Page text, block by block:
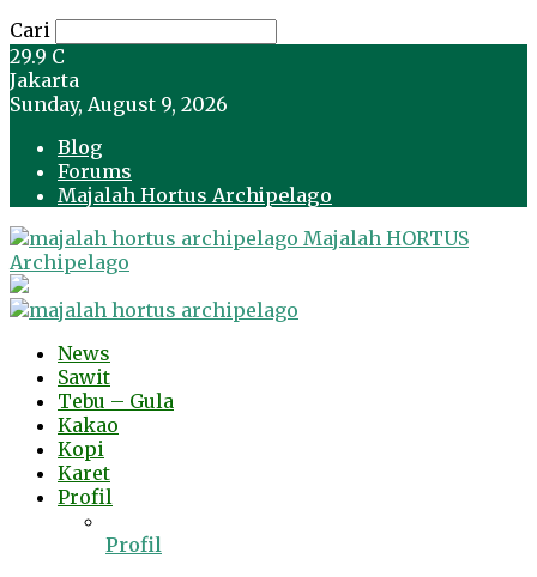
Cari
29.9 C
Jakarta
Sunday, August 9, 2026
Blog
Forums
Majalah Hortus Archipelago
Majalah HORTUS
Archipelago
News
Sawit
Tebu – Gula
Kakao
Kopi
Karet
Profil
Profil